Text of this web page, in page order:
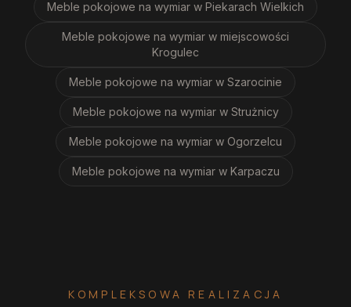
Meble pokojowe na wymiar w Piekarach Wielkich
Meble pokojowe na wymiar w miejscowości
Krogulec
Meble pokojowe na wymiar w Szarocinie
Meble pokojowe na wymiar w Strużnicy
Meble pokojowe na wymiar w Ogorzelcu
Meble pokojowe na wymiar w Karpaczu
KOMPLEKSOWA REALIZACJA